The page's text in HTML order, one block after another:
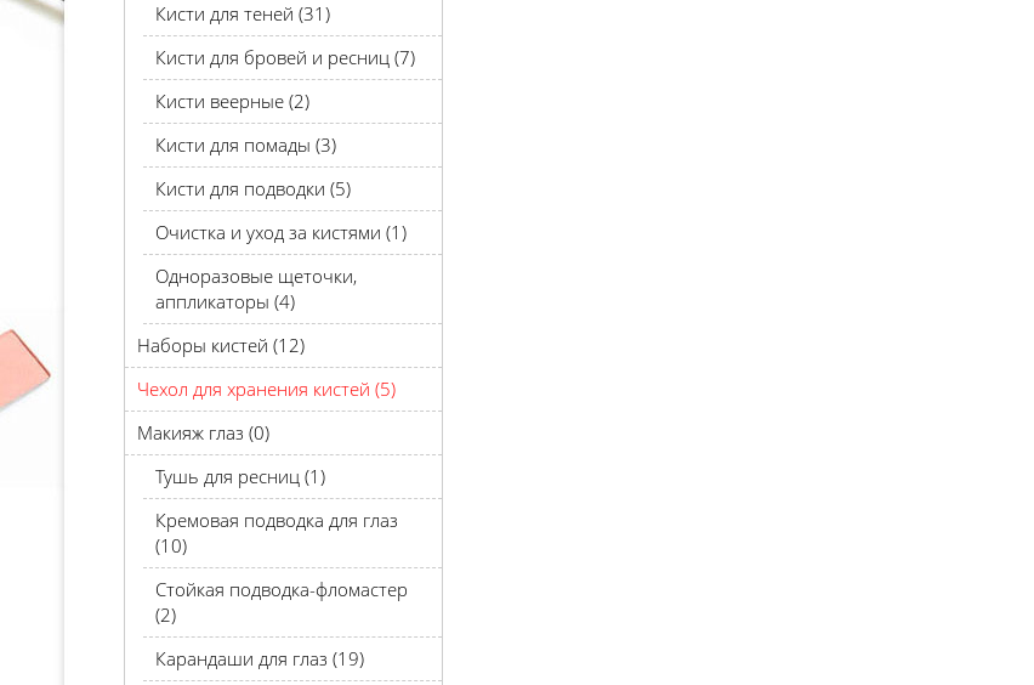
Кисти для теней (31)
Кисти для бровей и ресниц (7)
Кисти веерные (2)
Кисти для помады (3)
Кисти для подводки (5)
Очистка и уход за кистями (1)
Одноразовые щеточки,
аппликаторы (4)
Наборы кистей (12)
Чехол для хранения кистей (5)
Макияж глаз (0)
Тушь для ресниц (1)
Кремовая подводка для глаз
(10)
Стойкая подводка-фломастер
(2)
Карандаши для глаз (19)